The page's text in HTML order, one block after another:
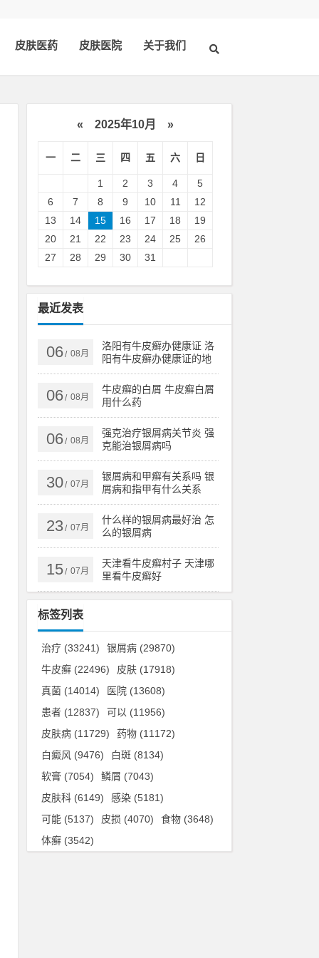
皮肤医药 皮肤医院 关于我们
« 2025年10月 »
一 二 三 四 五 六 日
1 2 3 4
5
6
7 8 9 10 11
12
13
14 15 16 17 18
19
20
21 22 23 24 25
26
27
28 29 30 31
最近发表
06/ 08月
洛阳有牛皮癣办健康证 洛
阳有牛皮癣办健康证的地
方吗
06/ 08月
牛皮癣的白屑 牛皮癣白屑
用什么药
06/ 08月
强克治疗银屑病关节炎 强
克能治银屑病吗
30/ 07月
银屑病和甲癣有关系吗 银
屑病和指甲有什么关系
23/ 07月
什么样的银屑病最好治 怎
么的银屑病
15/ 07月
天津看牛皮癣村子 天津哪
里看牛皮癣好
标签列表
治疗 (33241) 银屑病 (29870)
牛皮癣 (22496) 皮肤 (17918)
真菌 (14014) 医院 (13608)
患者 (12837) 可以 (11956)
皮肤病 (11729) 药物 (11172)
白癜风 (9476) 白斑 (8134)
软膏 (7054) 鳞屑 (7043)
皮肤科 (6149) 感染 (5181)
可能 (5137) 皮损 (4070) 食物 (3648)
体癣 (3542)